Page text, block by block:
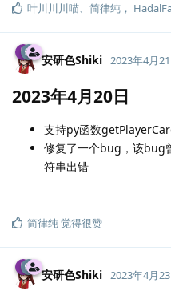
叶川川川喵、 简律纯 ，
安研色Shiki 2023年4月
2023年4月20日
支持py函数
修复了一个bug，该bug
符串出错
简律纯觉得很赞
安研色Shiki 2023年4月